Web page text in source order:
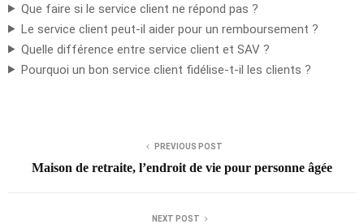
Que faire si le service client ne répond pas ?
Le service client peut-il aider pour un remboursement ?
Quelle différence entre service client et SAV ?
Pourquoi un bon service client fidélise-t-il les clients ?
PREVIOUS POST
Maison de retraite, l’endroit de vie pour personne âgée
NEXT POST